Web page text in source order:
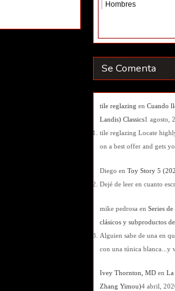
Se Comenta
tile reglazing en Cuando
Landis) Classics1 agosto,
tile reglazing Locate
on a best offer and gets
Diego en Toy Story 5
Dejé de leer en cuanto
mike pedrosa en Series
clásicos y subproductos
Alguien sabe de una en
con una túnica blanca...y
Ivey Thornton, MD en La
Zhang Yimou)4 abril,